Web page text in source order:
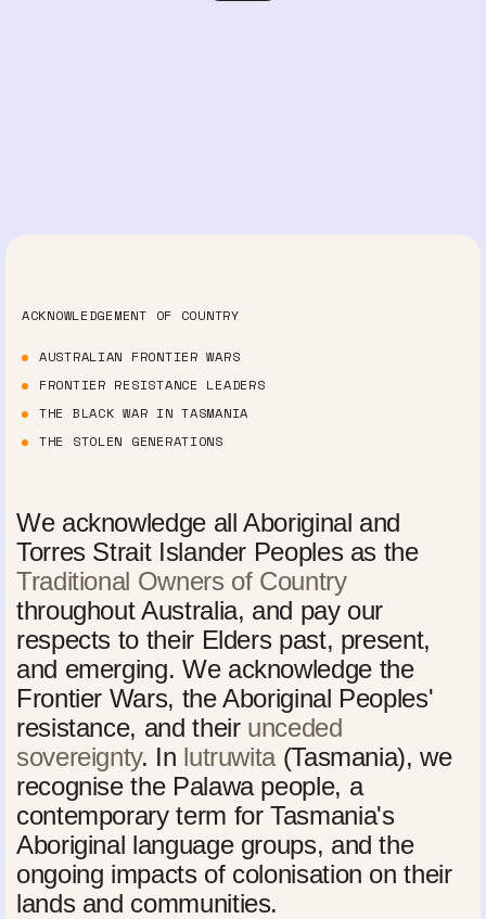
ACKNOWLEDGEMENT OF COUNTRY
AUSTRALIAN FRONTIER WARS
FRONTIER RESISTANCE LEADERS
THE BLACK WAR IN TASMANIA
THE STOLEN GENERATIONS
We acknowledge all Aboriginal and
Torres Strait Islander Peoples as the
Traditional Owners of Country
throughout Australia, and pay our
respects to their Elders past, present,
and emerging. We acknowledge the
Frontier Wars, the Aboriginal Peoples'
resistance, and their unceded
sovereignty. In lutruwita(Tasmania), we
recognise the Palawa people, a
contemporary term for Tasmania's
Aboriginal language groups, and the
ongoing impacts of colonisation on their
lands and communities.